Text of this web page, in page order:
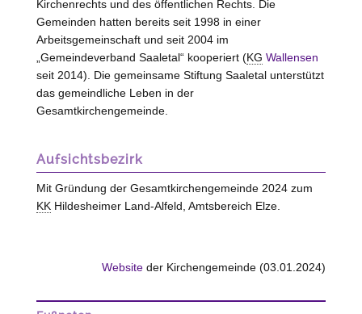
Kirchenrechts und des öffentlichen Rechts. Die
Gemeinden hatten bereits seit 1998 in einer
Arbeitsgemeinschaft und seit 2004 im
„Gemeindeverband Saaletal“ kooperiert (KG Wallensen
seit 2014). Die gemeinsame Stiftung Saaletal unterstützt
das gemeindliche Leben in der
Gesamtkirchengemeinde.
Aufsichtsbezirk
Mit Gründung der Gesamtkirchengemeinde 2024 zum
KKHildesheimer Land-Alfeld, Amtsbereich Elze.
Website der Kirchengemeinde (03.01.2024)